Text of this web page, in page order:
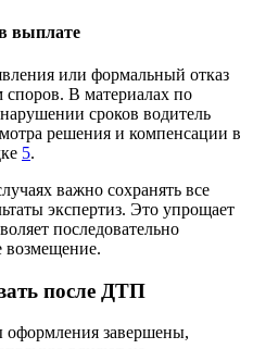
выплате
или формальный отказ
споров. В материалах по
сроков водитель
решения и компенсации в
5.
важно сохранять все
экспертиз. Это упрощает
последовательно
возмещение.
после ДТП
оформления завершены,